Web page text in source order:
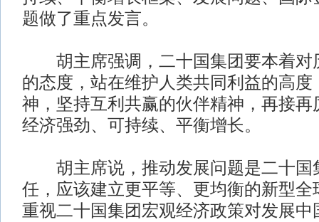
题做了重点发言。
胡主席强调，二十国集团要本着对
的态度，站在维护人类共同利益的高度
神，坚持互利共赢的伙伴精神，再接再
经济强劲、可持续、平衡增长。
胡主席说，推动发展问题是二十国
任，应该建立更平等、更均衡的新型全
重视二十国集团宏观经济政策对发展中